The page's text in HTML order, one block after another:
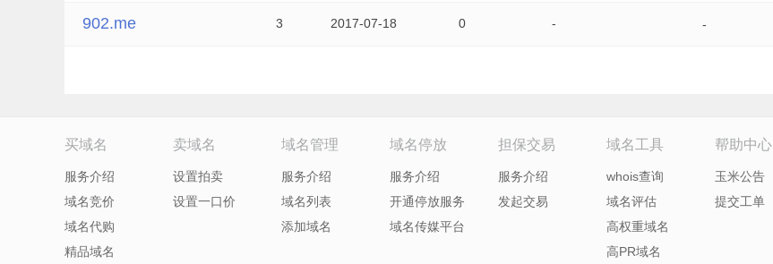
902.me 3 2017-07-18 0 - -
买域名
服务介绍
域名竞价
域名代购
精品域名
卖域名
设置拍卖
设置一口价
域名管理
服务介绍
域名列表
添加域名
域名停放
服务介绍
开通停放服务
域名传媒平台
担保交易
服务介绍
发起交易
域名工具
whois查询
域名评估
高权重域名
高PR域名
帮助中心
玉米公告
提交工单